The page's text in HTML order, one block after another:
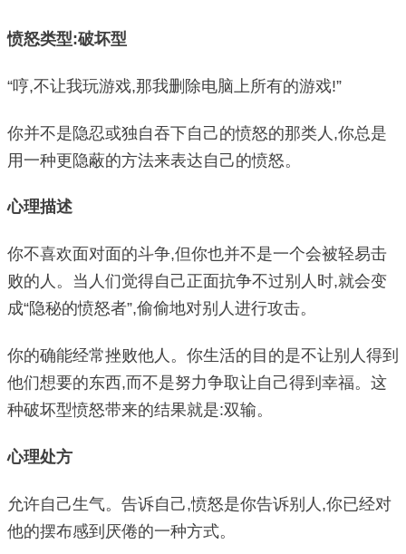
愤怒类型:破坏型
“哼,不让我玩游戏,那我删除电脑上所有的游戏!”
你并不是隐忍或独自吞下自己的愤怒的那类人,你总是
用一种更隐蔽的方法来表达自己的愤怒。
心理描述
你不喜欢面对面的斗争,但你也并不是一个会被轻易击
败的人。当人们觉得自己正面抗争不过别人时,就会变
成“隐秘的愤怒者”,偷偷地对别人进行攻击。
你的确能经常挫败他人。你生活的目的是不让别人得到
他们想要的东西,而不是努力争取让自己得到幸福。这
种破坏型愤怒带来的结果就是:双输。
心理处方
允许自己生气。告诉自己,愤怒是你告诉别人,你已经对
他的摆布感到厌倦的一种方式。